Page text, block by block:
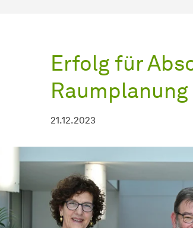
Erfolg für
Raumplanung
21.12.2023